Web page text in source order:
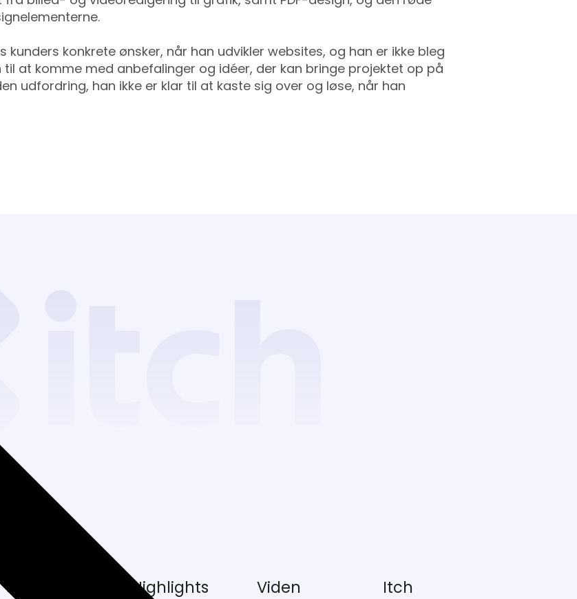
kunders konkrete ønsker, når han udvikler websites, og han er ikke bleg
at komme med anbefalinger og idéer, der kan bringe projektet op på
udfordring, han ikke er klar til at kaste sig over og løse, når han
Services Highlights Viden Itch